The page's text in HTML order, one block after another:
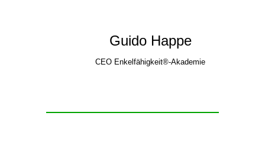
Guido Happe
CEO Enkelfähigkeit®-Akademie